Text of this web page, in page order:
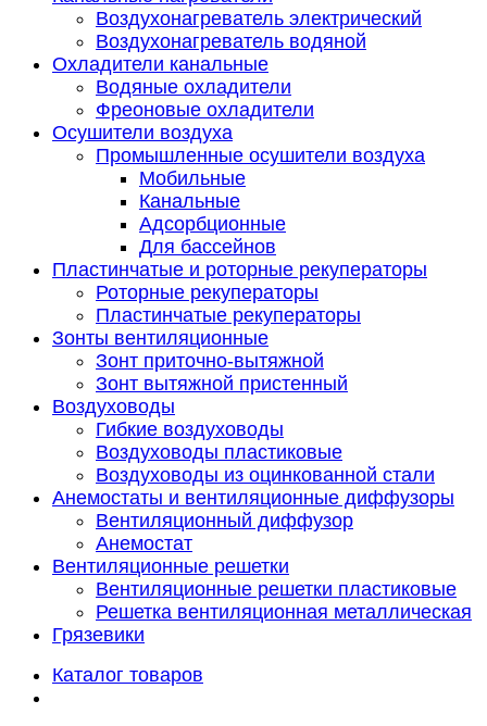
Воздухонагреватель электрический
Воздухонагреватель водяной
Охладители канальные
Водяные охладители
Фреоновые охладители
Осушители воздуха
Промышленные осушители воздуха
Мобильные
Канальные
Адсорбционные
Для бассейнов
Пластинчатые и роторные рекуператоры
Роторные рекуператоры
Пластинчатые рекуператоры
Зонты вентиляционные
Зонт приточно-вытяжной
Зонт вытяжной пристенный
Воздуховоды
Гибкие воздуховоды
Воздуховоды пластиковые
Воздуховоды из оцинкованной стали
Анемостаты и вентиляционные диффузоры
Вентиляционный диффузор
Анемостат
Вентиляционные решетки
Вентиляционные решетки пластиковые
Решетка вентиляционная металлическая
Грязевики
Каталог товаров